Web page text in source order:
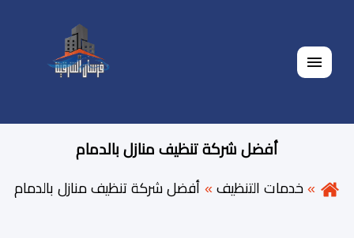
القائمة
أفضل شركة تنظيف منازل بالدمام
خدمات التنظيف أفضل شركة تنظيف منازل بالدمام